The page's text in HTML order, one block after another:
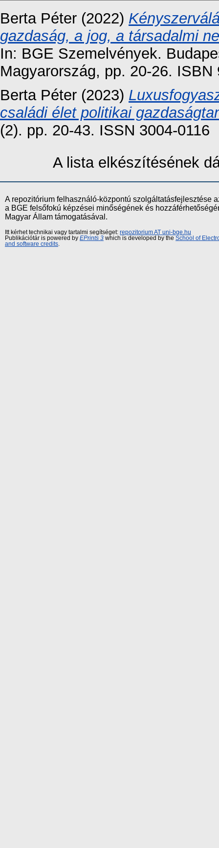
Berta Péter (2022)
gazdaság, a jog, a társadalmi
In: BGE Szemelvények.
Magyarország, pp. 20-26. ISBN
Berta Péter (2023)
családi élet politikai
(2). pp. 20-43. ISSN 3004-0116
A lista elkészítésének
A repozitórium felhasználó-központú szolgáltatásfejlesztése
a BGE felsőfokú képzései minőségének és
Magyar Állam támogatásával.
Itt kérhet technikai vagy tartalmi segítséget: repozitorium AT uni-bge.hu
Publikációtár is powered by EPrints 3 which is developed by the School of
and software credits